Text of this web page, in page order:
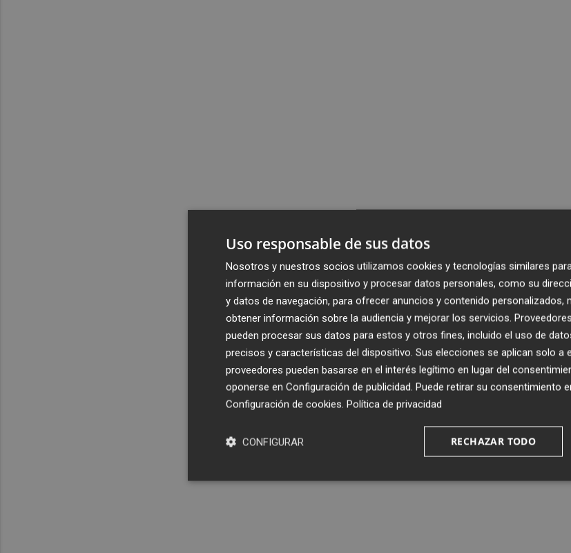
Uso responsable de sus datos
Nosotros y nuestros socios utilizamos cookies y tecnologías similares
información en su dispositivo y procesar datos personales, como su
y datos de navegación, para ofrecer anuncios y contenido personalizados,
obtener información sobre la audiencia y mejorar los servicios.
pueden procesar sus datos para estos y otros fines, incluido el uso de
precisos y características del dispositivo. Sus elecciones se aplican solo a
proveedores pueden basarse en el interés legítimo en lugar del
oponerse en Configuración de publicidad. Puede retirar su consentimiento
Configuración de cookies. Política de privacidad
RECHAZAR TODO
CONFIGURAR